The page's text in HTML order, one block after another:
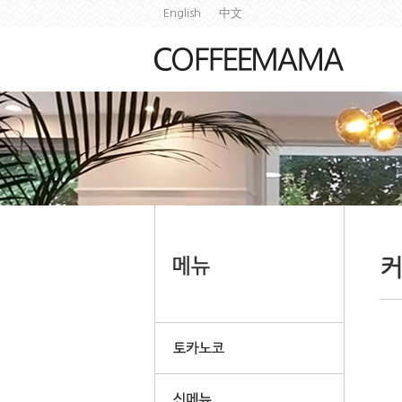
English 中文